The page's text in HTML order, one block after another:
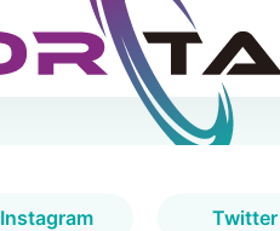
Instagram Twitter